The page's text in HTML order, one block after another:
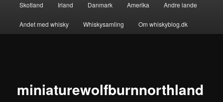
Skotland Irland Danmark Amerika Andre lande
Andet med whisky Whiskysamling Om whiskyblog.dk
miniaturewolfburnnorthland